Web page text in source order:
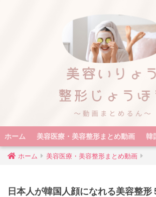
ホーム 美容医療・美容整形まとめ動画 韓
ホーム 美容医療・美容整形まとめ動画
日本人が韓国人顔になれる美容整形